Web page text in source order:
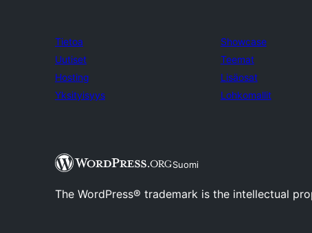
Tietoa
Uutiset
Hosting
Yksityisyys
Showcase
Teemat
Lisäosat
Lohkomallit
Suomi
The WordPress® trademark is the intellectual